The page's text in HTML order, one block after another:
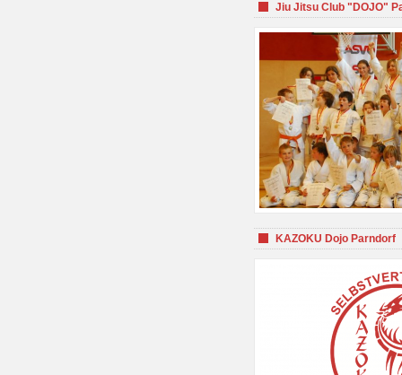
Jiu Jitsu Club "DOJO"
KAZOKU Dojo Parndorf